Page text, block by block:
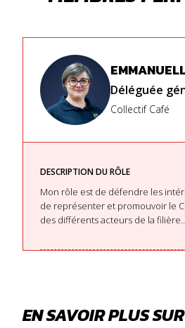
Déléguée
Collectif Café
DESCRIPTION DU RÔLE
Mon rôle est de défendre les
de représenter et promouvoir le
des différents acteurs de la
EN SAVOIR PLUS SUR